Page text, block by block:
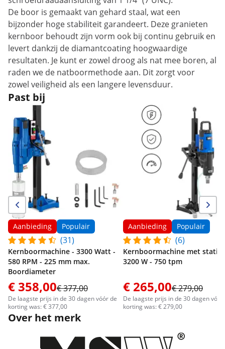
De boor is gemaakt van gehard staal, wat een
bijzonder hoge stabiliteit garandeert. Deze granieten
kernboor behoudt zijn vorm ook bij continu gebruik en
levert dankzij de diamantcoating hoogwaardige
resultaten. Je kunt er zowel droog als nat mee boren, al
raden we de natboormethode aan. Dit zorgt voor
zowel veiligheid als een langere levensduur.
Past bij
Aanbieding Populair
(31)
Kernboormachine - 3300 Watt -
580 RPM - 225 mm max.
Boordiameter
€ 358,00€ 377,00
De laagste prijs in de 30 dagen vóór de
korting was: € 377,00
Aanbieding Populair
(6)
Kernboormachine met
3200 W - 750 tpm
€ 265,00€ 279,00
De laagste prijs in de 30 dagen vóór
korting was: € 279,00
Over het merk